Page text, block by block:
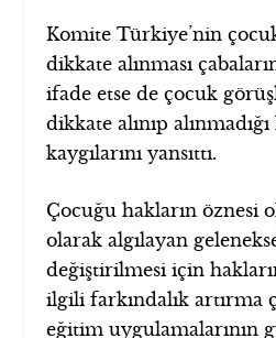
Komite Türkiye’nin
dikkate alınması
ifade etse de çocuk
dikkate alınıp
kaygılarını yansıttı.
Çocuğu hakların öznesi
olarak algılayan
değiştirilmesi için
ilgili farkındalık artırma
eğitim uygulamalarının